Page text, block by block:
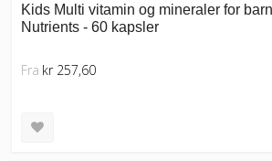
Kids Multi vitamin og mineraler for
Nutrients - 60 kapsler
Fra kr 257,60